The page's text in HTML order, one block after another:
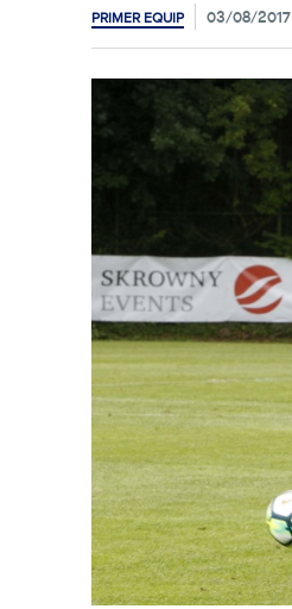
PRIMER EQUIP 03/08/2017